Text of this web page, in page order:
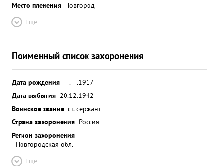
Место пленения Новгород
Ещё
Поименный список захоронения
Дата рождения
__.__.1917
Дата выбытия 20.12.1942
Воинское звание ст. сержант
Страна захоронения Россия
Регион захоронения
Новгородская обл.
Ещё